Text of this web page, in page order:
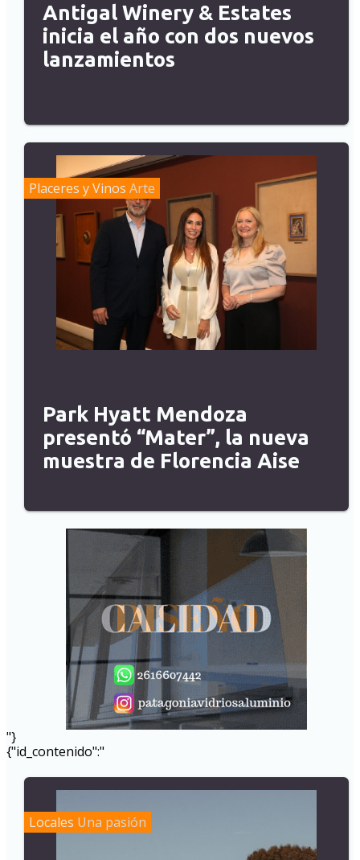
Antigal Winery & Estates
inicia el año con dos nuevos
lanzamientos
Placeres y Vinos Arte
Park Hyatt Mendoza
presentó “Mater”, la nueva
muestra de Florencia Aise
"}
{"id_contenido":"
Locales Una pasión